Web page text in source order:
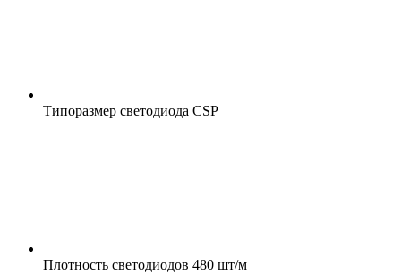
Типоразмер светодиода CSP
Плотность светодиодов 480 шт/м